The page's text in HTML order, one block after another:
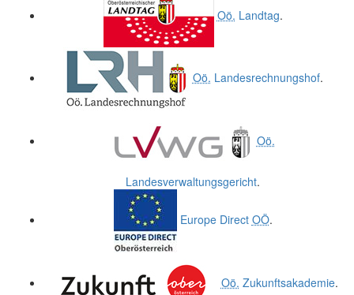
Oö. Landtag.
Oö. Landesrechnungshof.
Oö.
Landesverwaltungsgericht.
Europe Direct OÖ.
Oö. Zukunftsakademie.